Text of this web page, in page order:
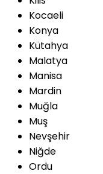
Kocaeli
Konya
Kütahya
Malatya
Manisa
Mardin
Muğla
Muş
Nevşehir
Niğde
Ordu